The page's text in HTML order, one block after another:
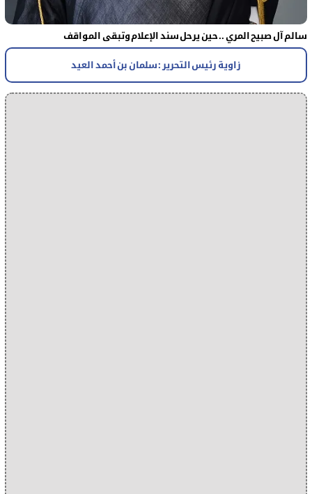
سالم آل صبيح المري .. حين يرحل سند الإعلام وتبقى المواقف
زاوية رئيس التحرير : سلمان بن أحمد العيد